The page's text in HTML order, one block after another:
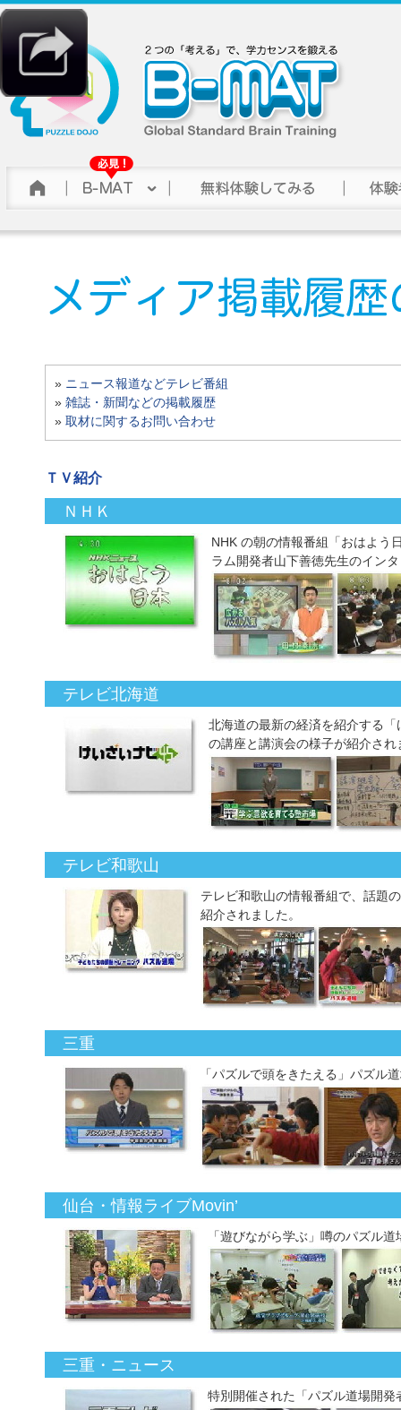
» ニュース報道などテレビ番組
» 雑誌・新聞などの掲載履歴
» 取材に関するお問い合わせ
ＴＶ紹介
ＮＨＫ
NHK の朝の情報番組「おはよう
ラム開発者山下善徳先生のイン
テレビ北海道
北海道の最新の経済を紹介する
の講座と講演会の様子が紹介され
テレビ和歌山
テレビ和歌山の情報番組で、話題
紹介されました。
三重
「パズルで頭をきたえる」パズル
仙台・情報ライブMovin’
「遊びながら学ぶ」噂のパズル
三重・ニュース
特別開催された「パズル道場開